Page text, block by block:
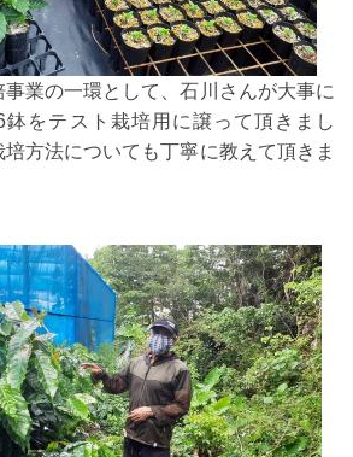
業の一環として、石川さんが大事に
をテスト栽培用に譲って頂きまし
方法についても丁寧に教えて頂きま